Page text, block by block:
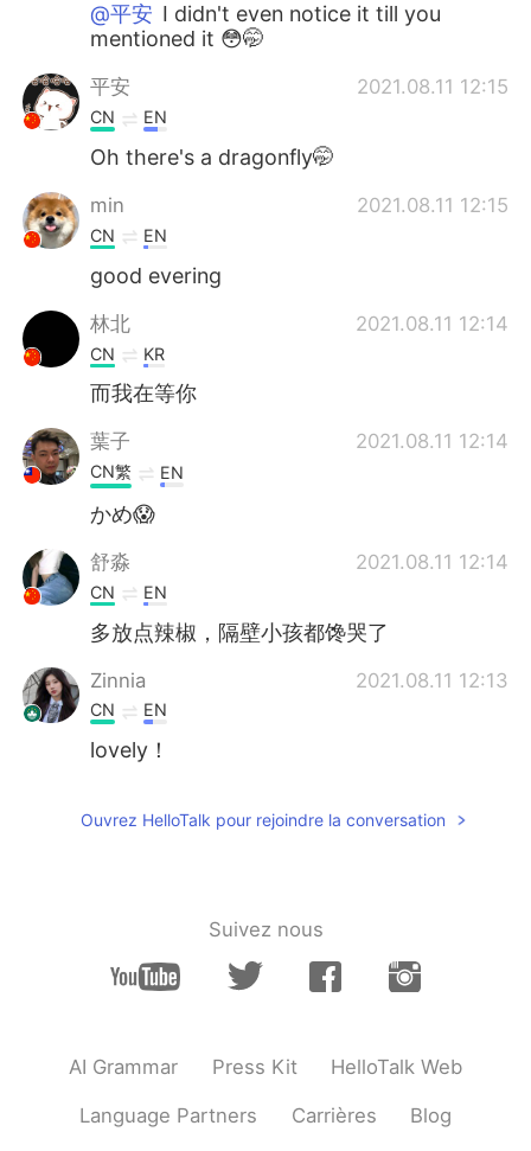
@平安 I didn't even notice it till you
mentioned it 😳🤭
平安 2021.08.11 12:15
CN EN
Oh there's a dragonfly🤭
min 2021.08.11 12:15
CN EN
good evering
林北 2021.08.11 12:14
CN KR
而我在等你
葉子 2021.08.11 12:14
CN繁 EN
かめ😱
舒淼 2021.08.11 12:14
CN EN
多放点辣椒，隔壁小孩都馋哭了
Zinnia 2021.08.11 12:13
CN EN
lovely！
CN EN
Ouvrez HelloTalk pour rejoindre la conversation
Suivez nous
AI Grammar Press Kit HelloTalk Web
Language Partners Carrières Blog